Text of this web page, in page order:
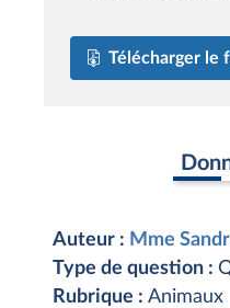
Télécharger le
Auteur : Mme
Type de question :
Rubrique : Animaux